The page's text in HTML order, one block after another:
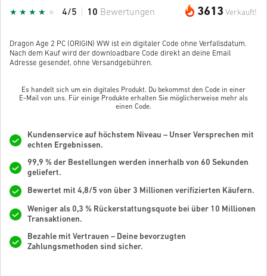
3613 Verkauft!
4/5 10 Bewertungen
Dragon Age 2 PC (ORIGIN) WW ist ein digitaler Code ohne Verfallsdatum.
Nach dem Kauf wird der downloadbare Code direkt an deine Email
Adresse gesendet, ohne Versandgebühren.
Es handelt sich um ein digitales Produkt. Du bekommst den Code in einer
E-Mail von uns. Für einige Produkte erhalten Sie möglicherweise mehr als
einen Code.
Kundenservice auf höchstem Niveau – Unser Versprechen mit
echten Ergebnissen.
99,9 % der Bestellungen werden innerhalb von 60 Sekunden
geliefert.
Bewertet mit 4,8/5 von über 3 Millionen verifizierten Käufern.
Weniger als 0,3 % Rückerstattungsquote bei über 10 Millionen
Transaktionen.
Bezahle mit Vertrauen – Deine bevorzugten
Zahlungsmethoden sind sicher.